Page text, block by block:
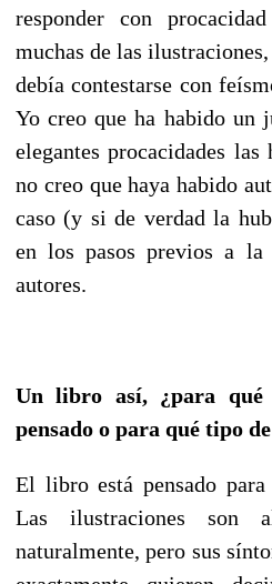
responder con
muchas de las
debía contestarse con
Yo creo que ha habido un
elegantes procacidades
no creo que haya habido
caso (y si de verdad la
en los pasos previos a
autores.
Un libro así, ¿para qué
pensado o para qué tipo
El libro está pensado
Las ilustraciones son
naturalmente, pero sus